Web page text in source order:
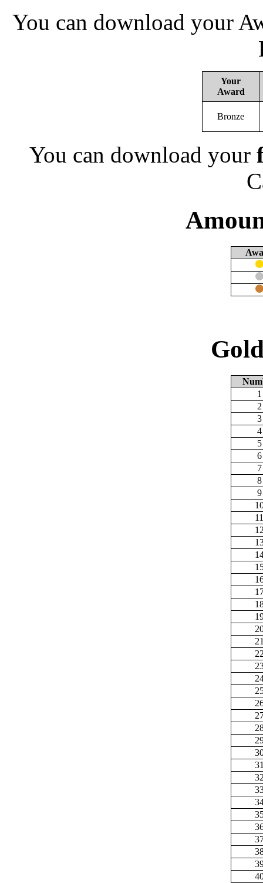
You can download your
Your
Award
Bronze
You can download your
1
2
3
4
5
6
7
8
9
11